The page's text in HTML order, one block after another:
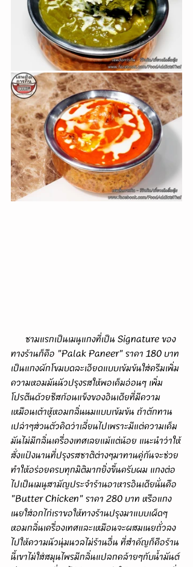
ทางร้านก็คือ "Palak Paneer" ราคา 180 บาท
เป็นแกงผักโขมบดละเอียดแบบเข้มข้นใส่ครีมเพิ่ม
ความหอมมันนัวปรุงรสให้พอเค็มอ่อนๆ เพิ่ม
โปรตีนด้วยชีสก้อนแข็งของอินเดียที่มีความ
เหมือนเต้าหู้หอมกลิ่นนมแบบเข้มข้น ถ้าตักทาน
เปล่าๆส่วนตัวคิดว่าเลี่ยนไปเพราะมีแต่ความเค็ม
มันไม่มีกลิ่นเครื่องเทศเลยแม้แต่น้อย แนะนำว่าให้
สั่งแป้งนานที่ปรุงรสชาติต่างๆมาทานคู่กันจะช่วย
ทำให้อร่อยครบทุกมิติมากยิ่งขึ้นครับผม แกงต่อ
ไปเป็นเมนูสามัญประจำร้านอาหารอินเดียนั่นคือ
"Butter Chicken" ราคา 280 บาท หรือแกง
เนยใส่อกไก่เราขอให้ทางร้านปรุงมาแบบเผ็ดๆ
หอมกลิ่นเครื่องเทศและเหมือนจะผสมเนยถั่วลง
ไปให้ความนัวนุ่มนวลไม่ร้านอื่น ที่สำคัญก็คือร้าน
นี้เขาไม่ใส่สมุนไพรมีกลิ่นแปลกคล้ายๆกับน้ำมันต์